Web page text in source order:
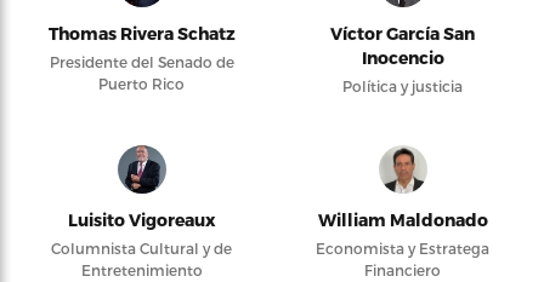
Thomas Rivera Schatz
Presidente del Senado de
Puerto Rico
Víctor García San
Inocencio
Política y justicia
Luisito Vigoreaux
Columnista Cultural y de
Entretenimiento
William Maldonado
Economista y Estratega
Financiero